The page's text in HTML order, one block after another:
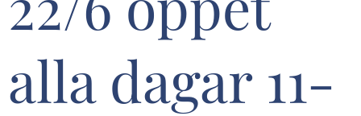
alla dagar 11-